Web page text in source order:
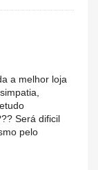
a melhor loja
Será dificil
pelo